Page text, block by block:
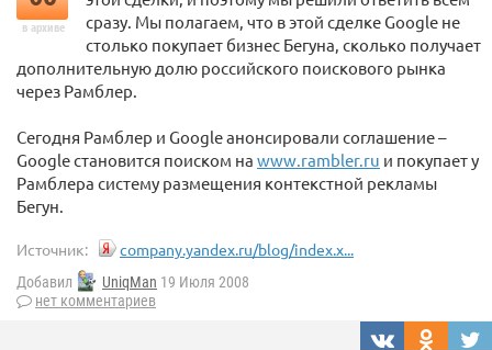
в архиве
сразу. Мы полагаем, что в этой сделке Google не
столько покупает бизнес Бегуна, сколько получает
дополнительную долю российского поискового рынка
через Рамблер.
Сегодня Рамблер и Google анонсировали соглашение –
Google становится поиском на www.rambler.ru и покупает у
Рамблера систему размещения контекстной рекламы
Бегун.
Источник: company.yandex.ru/blog/index.x...
Добавил UniqMan 19 Июля 2008
нет комментариев